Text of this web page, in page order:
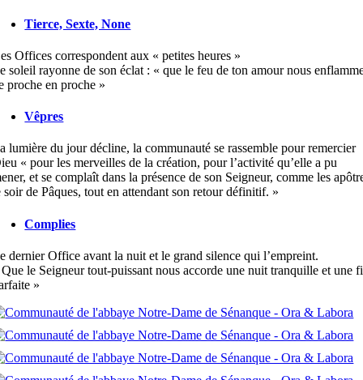
Tierce, Sexte, None
Offices correspondent aux « petites heures »
soleil rayonne de son éclat : « que le feu de ton amour nous
proche en proche »
Vêpres
lumière du jour décline, la communauté se rassemble pour remercier
« pour les merveilles de la création, pour l’activité qu’elle a pu
et se complaît dans la présence de son Seigneur, comme les
soir de Pâques, tout en attendant son retour définitif. »
Complies
dernier Office avant la nuit et le grand silence qui l’empreint.
le Seigneur tout-puissant nous accorde une nuit tranquille et une
»